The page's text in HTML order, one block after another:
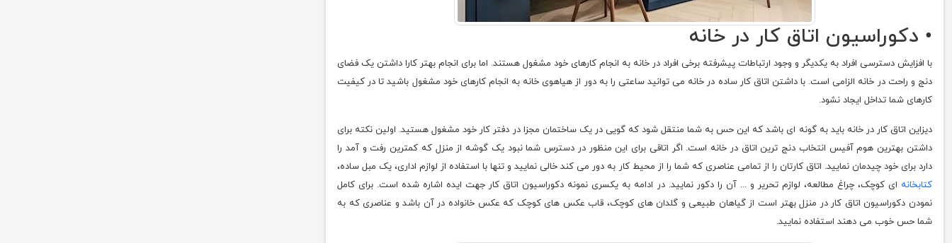
• دکوراسیون اتاق کار در خانه
با افزایش دسترسی افراد به یکدیگر و وجود ارتباطات پیشرفته برخی افراد در خانه به انجام کارهای خود مشغول هستند. اما برای انجام بهتر کارا داشتن یک فضای
دنج و راحت در خانه الزامی است. با داشتن اتاق کار ساده در خانه می توانید ساعتی را به دور از هیاهوی خانه به انجام کارهای خود مشغول باشید تا در کیفیت
کارهای شما تداخل ایجاد نشود.
دیزاین اتاق کار در خانه باید به گونه ای باشد که این حس به شما منتقل شود که گویی در یک ساختمان مجزا در دفتر کار خود مشغول هستید. اولین نکته برای
داشتن بهترین هوم آفیس انتخاب دنج ترین اتاق در خانه است. اگر اتاقی برای این منظور در دسترس شما نبود یک گوشه از منزل که کمترین رفت و آمد را
دارد برای خود چیدمان نمایید. اتاق کارتان را از تمامی عناصری که شما را از محیط کار به دور می کند خالی نمایید و تنها با استفاده از لوازم اداری، یک مبل ساده،
کتابخانه ای کوچک، چراغ مطالعه، لوازم تحریر و ... آن را دکور نمایید. در ادامه به یکسری نمونه دکوراسیون اتاق کار جهت ایده اشاره شده است. برای کامل
نمودن دکوراسیون اتاق کار در منزل بهتر است از گیاهان طبیعی و گلدان های کوچک، قاب عکس های کوچک که عکس خانواده در آن باشد و عناصری که به
شما حس خوب می دهند استفاده نمایید.